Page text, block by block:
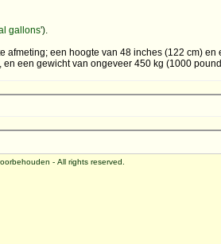
gallons').
afmeting; een hoogte van 48 inches (122 cm) en
, en een gewicht van ongeveer 450 kg (1000
- All rights reserved.